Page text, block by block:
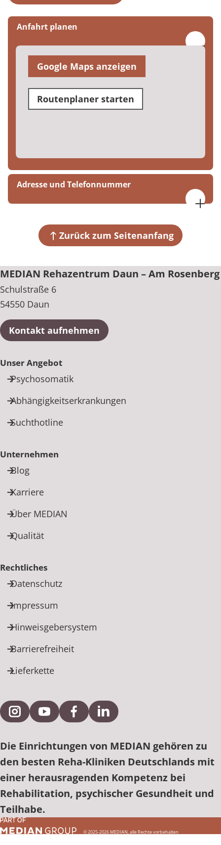
Anfahrt planen
Google Maps anzeigen
Routenplaner starten
Adresse und Telefonnummer
54550 DaunZurück zum Seitenanfang
MEDIAN Rehazentrum Daun – Am Rosenberg
Schulstraße 6
54550 Daun
Kontakt aufnehmen
Unser Angebot
Psychosomatik
Abhängigkeitserkrankungen
Suchthotline
Unternehmen
Blog
Karriere
Über MEDIAN
Qualität
Rechtliches
Datenschutz
Impressum
Hinweisgebersystem
Barrierefreiheit
Lieferkette
Externe Verlinkung zu Instagram
Externe Verlinkung zu YouTube
Externe Verlinkung zu Facebook
Externe Verlinkung zu
Die Einrichtungen von MEDIAN gehören zu
den besten Reha-Kliniken Deutschlands mit
einer herausragenden Kompetenz bei
Rehabilitation, psychischer Gesundheit und
Teilhabe.
© 2025-2026 MEDIAN, alle Rechte vorbehalten